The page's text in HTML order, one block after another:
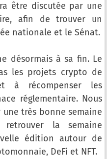
être discutée par une
afin de trouver un
nationale et le Sénat.
désormais à sa fin. Le
les projets crypto de
à récompenser les
réglementaire. Nous
très bonne semaine
la semaine
édition autour de
DeFi et NFT.